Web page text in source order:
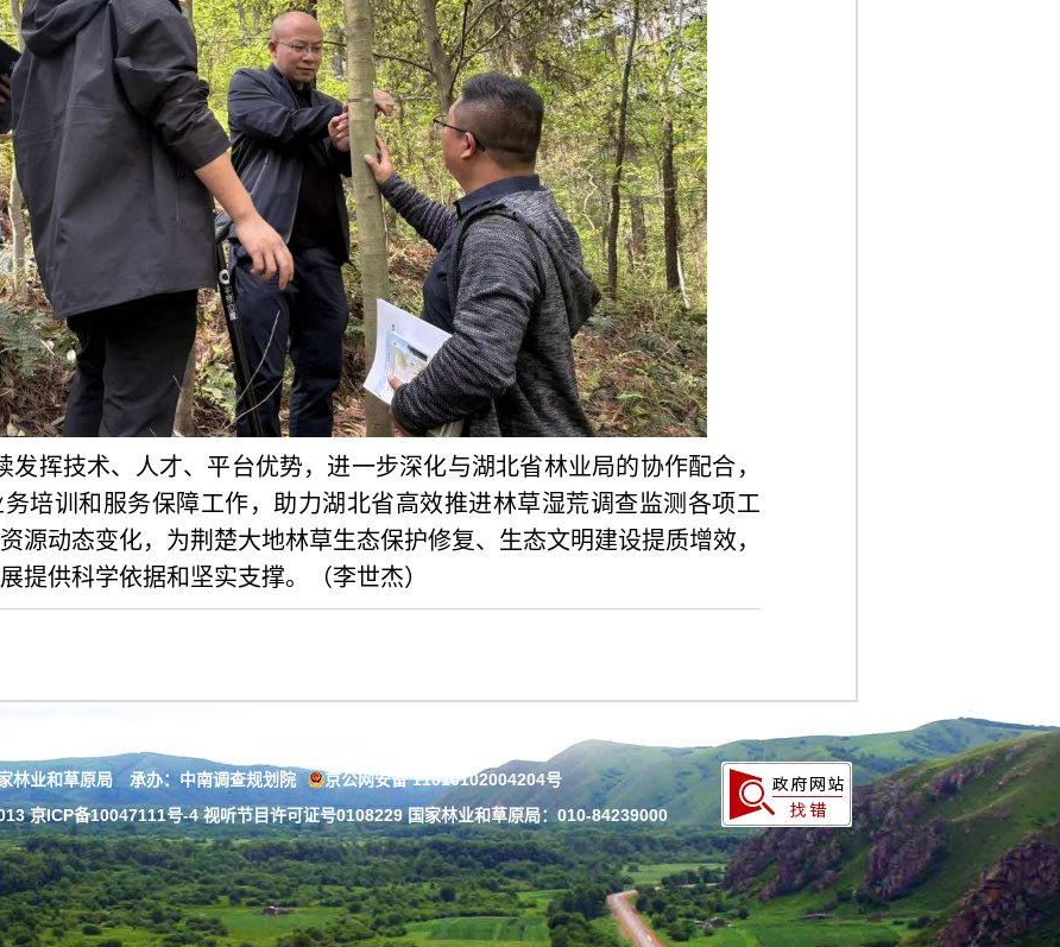
发挥技术、人才、平台优势，进一步深化与湖北省林业局的协作配合，
培训和服务保障工作，助力湖北省高效推进林草湿荒调查监测各项工
源动态变化，为荆楚大地林草生态保护修复、生态文明建设提质增效，
提供科学依据和坚实支撑。（李世杰）
林业和草原局 承办：中南调查规划院
京公网安备 11010102004204号
京ICP备10047111号-4视听节目许可证号0108229 国家林业和草原局：010-84239000